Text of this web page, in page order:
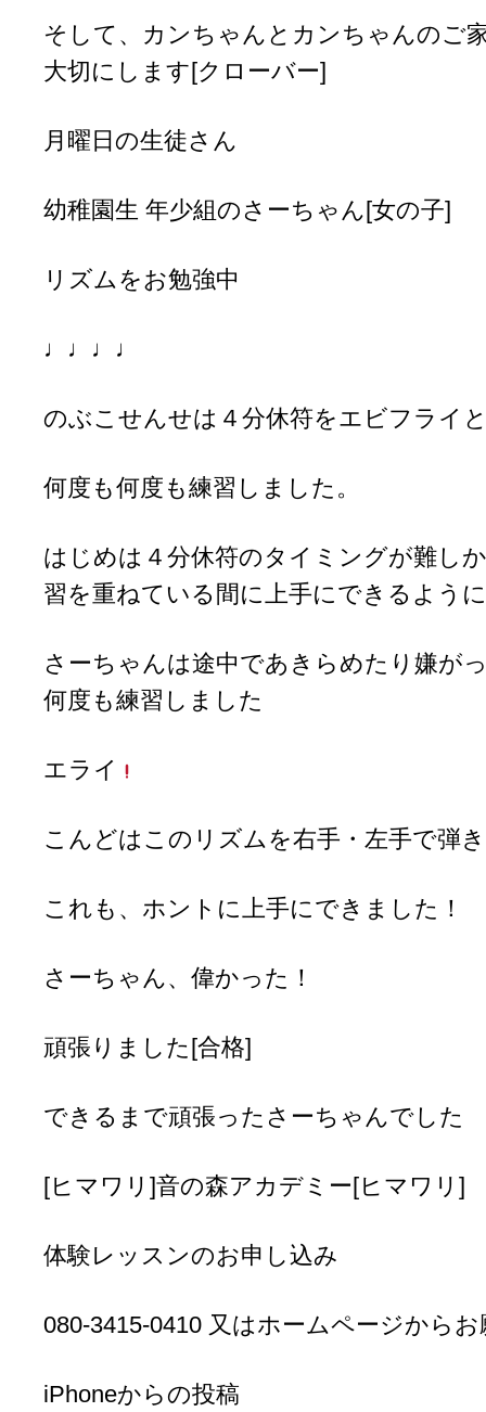
そして、カンちゃんとカンちゃんのご
大切にします[クローバー]
月曜日の生徒さん
幼稚園生 年少組のさーちゃん[女の子]
リズムをお勉強中
♩♩♩♩
のぶこせんせは４分休符をエビフライ
何度も何度も練習しました。
はじめは４分休符のタイミングが難し
習を重ねている間に上手にできるよう
さーちゃんは途中であきらめたり嫌が
何度も練習しました
エライ
こんどはこのリズムを右手・左手で弾
これも、ホントに上手にできました！
さーちゃん、偉かった！
頑張りました[合格]
できるまで頑張ったさーちゃんでした
[ヒマワリ]音の森アカデミー[ヒマワリ]
体験レッスンのお申し込み
080-3415-0410 又はホームページから
iPhoneからの投稿